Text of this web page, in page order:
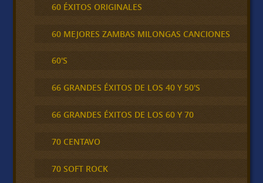
60 ÉXITOS ORIGINALES
60 MEJORES ZAMBAS MILONGAS CANCIONES
60'S
66 GRANDES ÉXITOS DE LOS 40 Y 50'S
66 GRANDES ÉXITOS DE LOS 60 Y 70
70 CENTAVO
70 SOFT ROCK